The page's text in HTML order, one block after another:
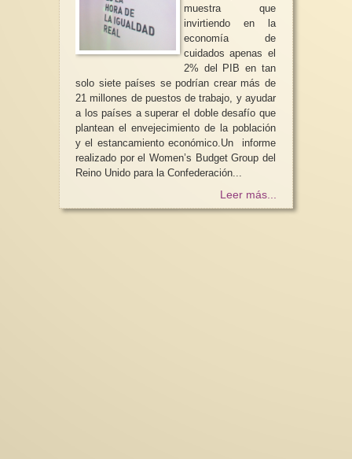
muestra que
invirtiendo en la
economía de
cuidados apenas el
2% del PIB en tan
solo siete países se podrían crear más de
21 millones de puestos de trabajo, y ayudar
a los países a superar el doble desafío que
plantean el envejecimiento de la población
y el estancamiento económico.Un informe
realizado por el Women’s Budget Group del
Reino Unido para la Confederación...
Leer más...